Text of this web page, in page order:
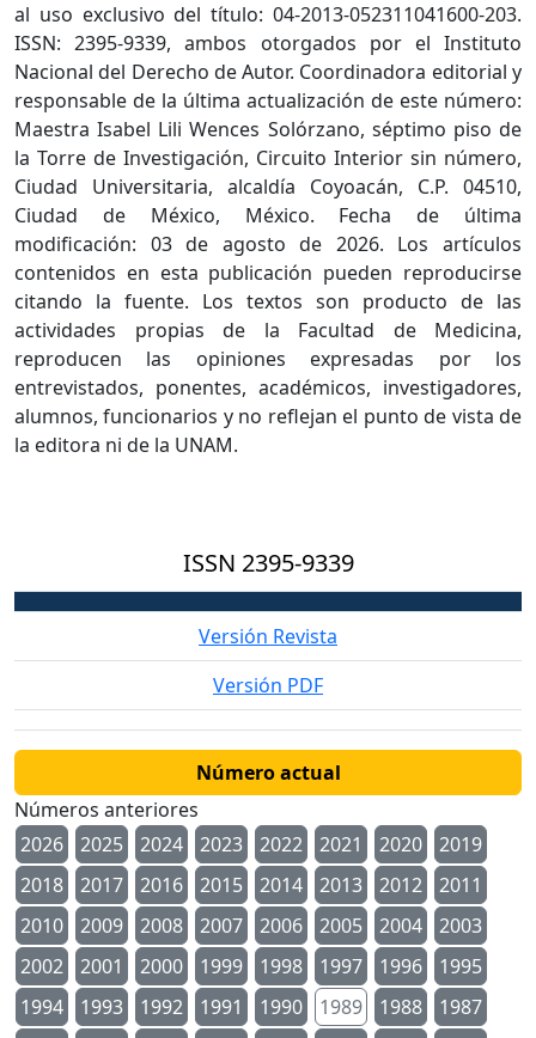
al uso exclusivo del título: 04-2013-052311041600-203.
ISSN: 2395-9339, ambos otorgados por el Instituto
Nacional del Derecho de Autor. Coordinadora editorial y
responsable de la última actualización de este número:
Maestra Isabel Lili Wences Solórzano, séptimo piso de
la Torre de Investigación, Circuito Interior sin número,
Ciudad Universitaria, alcaldía Coyoacán, C.P. 04510,
Ciudad de México, México. Fecha de última
modificación: 03 de agosto de 2026. Los artículos
contenidos en esta publicación pueden reproducirse
citando la fuente. Los textos son producto de las
actividades propias de la Facultad de Medicina,
reproducen las opiniones expresadas por los
entrevistados, ponentes, académicos, investigadores,
alumnos, funcionarios y no reflejan el punto de vista de
la editora ni de la UNAM.
ISSN 2395-9339
Versión Revista
Versión PDF
Número actual
Números anteriores
2026
2025 2024 2023 2022 2021 2020
2019
2018
2017 2016 2015 2014 2013 2012
2011
2010
2009 2008 2007 2006 2005 2004
2003
2002
2001 2000 1999 1998 1997 1996
1995
1994
1993 1992 1991 1990 1989 1988
1987